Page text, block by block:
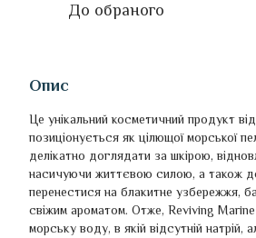
До обраного
Опис
Це унікальний косметичний продукт
позиціонується як цілющої морської
делікатно доглядати за шкірою,
насичуючи життєвою силою, а також
перенестися на блакитне узбережжя,
свіжим ароматом. Отже, Reviving
морську воду, в якій відсутній натрій,